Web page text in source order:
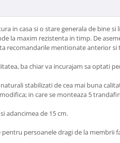
in casa si o stare generala de bine
la maxim rezistenta in timp. De
recomandarile mentionate anterior
ba chiar va incurajam sa optati
stabilizati de cea mai buna
in care se monteaza 5
adancimea de 15 cm.
persoanele dragi de la membrii